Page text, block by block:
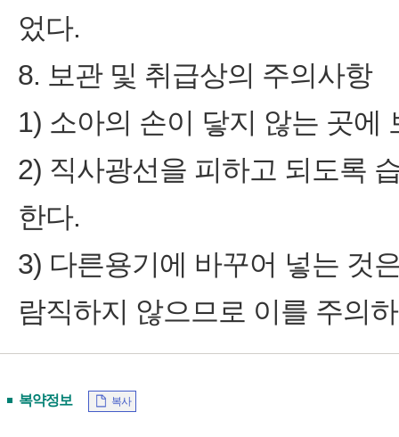
었다.
8. 보관 및 취급상의 주의사항
1) 소아의 손이 닿지 않는 곳에
2) 직사광선을 피하고 되도록
한다.
3) 다른용기에 바꾸어 넣는 것
람직하지 않으므로 이를 주의
복약정보 복사